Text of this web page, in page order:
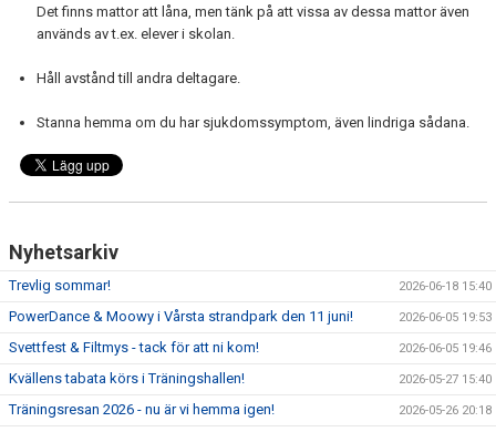
Det finns mattor att låna, men tänk på att vissa av dessa mattor även
används av t.ex. elever i skolan.
Håll avstånd till andra deltagare.
Stanna hemma om du har sjukdomssymptom, även lindriga sådana.
Nyhetsarkiv
Trevlig sommar! 2026-06-18 15:40
PowerDance & Moowy i Vårsta strandpark den 11 juni! 2026-06-05 19:53
Svettfest & Filtmys - tack för att ni kom! 2026-06-05 19:46
Kvällens tabata körs i Träningshallen! 2026-05-27 15:40
Träningsresan 2026 - nu är vi hemma igen! 2026-05-26 20:18